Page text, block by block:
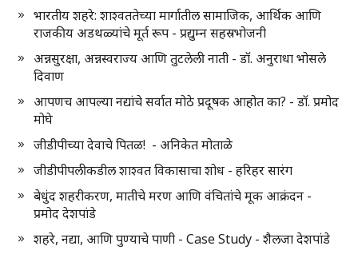
भारतीय शहरे: शाश्वततेच्या मार्गातील सामाजिक, आर्थिक आणि
राजकीय अडथळ्यांचे मूर्त रूप - प्रद्युम्न सहस्रभोजनी
अन्नसुरक्षा, अन्नस्वराज्य आणि तुटलेली नाती - डॉ. अनुराधा भोसले
दिवाण
आपणच आपल्या नद्यांचे सर्वात मोठे प्रदूषक आहोत का? - डॉ. प्रमोद
मोघे
जीडीपीच्या देवाचे पितळ! - अनिकेत मोताळे
जीडीपीपलीकडील शाश्वत विकासाचा शोध - हरिहर सारंग
बेधुंद शहरीकरण, मातीचे मरण आणि वंचितांचे मूक आक्रंदन -
प्रमोद देशपांडे
शहरे, नद्या, आणि पुण्याचे पाणी - Case Study - शैलजा देशपांडे